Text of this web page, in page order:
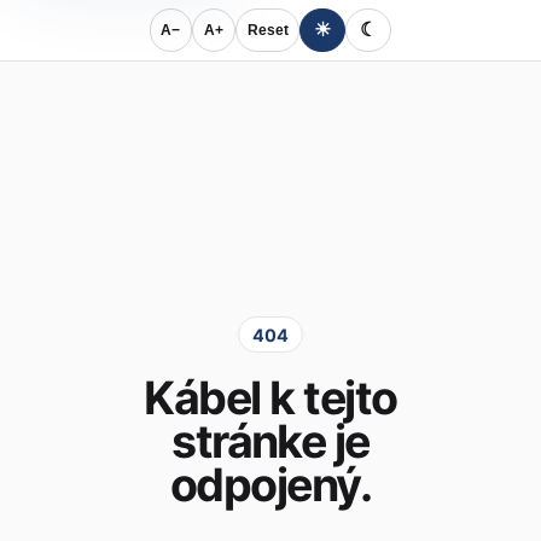
A− A+ Reset ☀ ☾
404
Kábel k tejto
stránke je
odpojený.